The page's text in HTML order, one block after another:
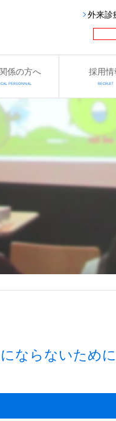
外来診
係の方へ
PERSONNAL
採用情
RECRUIT
ならないため